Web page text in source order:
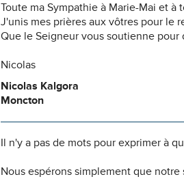
Toute ma Sympathie à Marie-Mai et à
J'unis mes prières aux vôtres pour le
Que le Seigneur vous soutienne
Nicolas
Nicolas Kalgora
Moncton
Il n'y a pas de mots pour exprimer à
Nous espérons simplement que